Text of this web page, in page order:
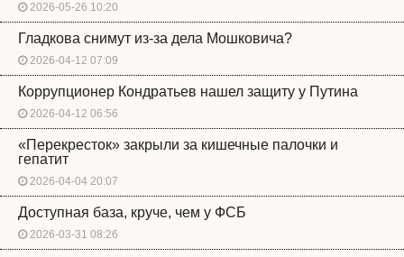
2026-05-26 10:20
Гладкова снимут из-за дела Мошковича?
2026-04-12 07:09
Коррупционер Кондратьев нашел защиту у Путина
2026-04-12 06:56
«Перекресток» закрыли за кишечные палочки и
гепатит
2026-04-04 20:07
Доступная база, круче, чем у ФСБ
2026-03-31 08:26